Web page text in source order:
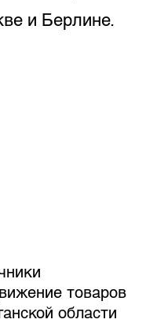
и Берлине.
товаров
области